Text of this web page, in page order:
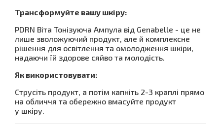
Трансформуйте вашу шкіру:
PDRN Віта Тонізуюча Ампула від Genabelle - це не
лише зволожуючий продукт, але й комплексне
рішення для освітлення та омолодження шкіри,
надаючи їй здорове сяйво та молодість.
Як використовувати:
Струсіть продукт, а потім капніть 2-3 краплі прямо
на обличчя та обережно вмасуйте продукт
у шкіру.